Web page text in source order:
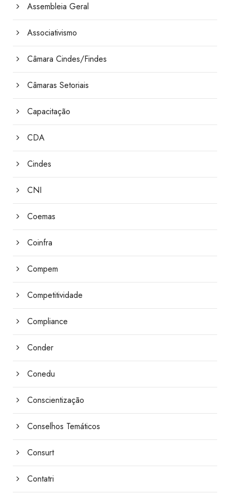
Assembleia Geral
Associativismo
Câmara Cindes/Findes
Câmaras Setoriais
Capacitação
CDA
Cindes
CNI
Coemas
Coinfra
Compem
Competitividade
Compliance
Conder
Conedu
Conscientização
Conselhos Temáticos
Consurt
Contatri